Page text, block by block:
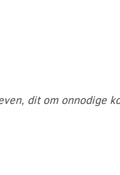
dit om onnodige